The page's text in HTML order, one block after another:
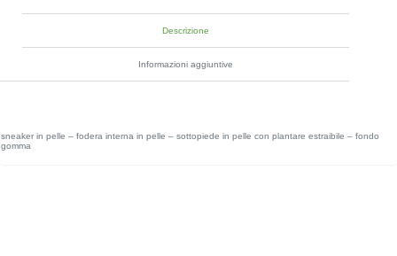
Descrizione
Informazioni aggiuntive
sneaker in pelle – fodera interna in pelle – sottopiede in pelle con plantare estraibile – fondo
gomma